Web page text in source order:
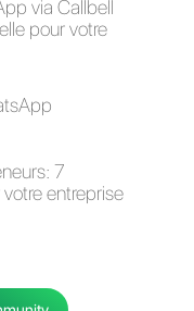
Comment votre
brand peut faire du